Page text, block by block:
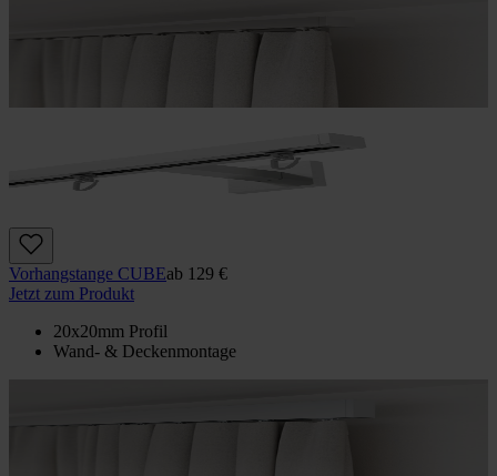
Vorhangstange CUBEab 129 €
Jetzt zum Produkt
20x20mm Profil
Wand- & Deckenmontage